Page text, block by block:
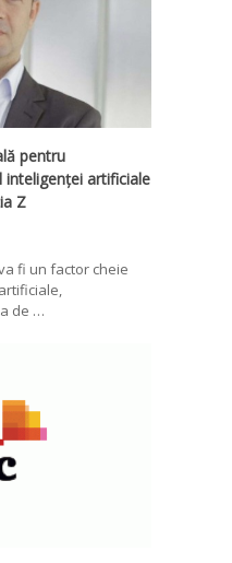
pentru
artificiale
Z
fi un factor cheie
de …